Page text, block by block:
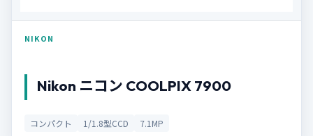
NIKON
Nikon ニコン COOLPIX 7900
コンパクト 1/1.8型CCD 7.1MP